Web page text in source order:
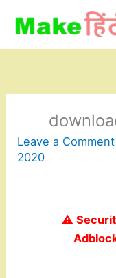
content
Leave a Comment
2020
⚠️